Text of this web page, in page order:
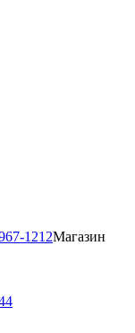
1212Магазин